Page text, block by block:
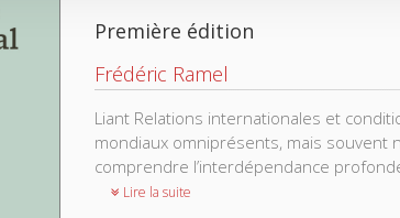
Première édition
Frédéric Ramel
Liant Relations internationales et
mondiaux omniprésents, mais souvent
comprendre l’interdépendance
Lire la suite